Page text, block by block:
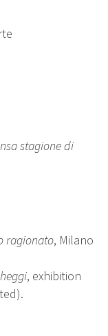
stagione di
ragionato, Milano
, exhibition